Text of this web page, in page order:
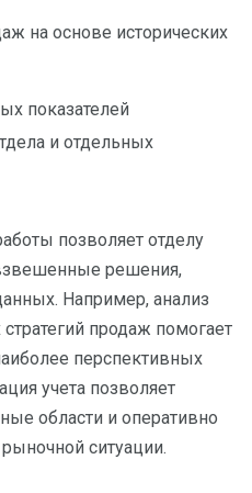
на основе исторических
показателей
и отдельных
позволяет отделу
решения,
Например, анализ
продаж помогает
перспективных
учета позволяет
области и оперативно
ситуации.